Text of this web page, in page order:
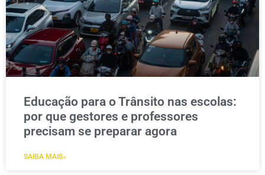
Educação para o Trânsito nas escolas:
por que gestores e professores
precisam se preparar agora
SAIBA MAIS»